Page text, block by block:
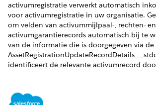
activumregistratie verwerkt automatisch
voor activumregistratie in uw organisatie.
om velden van activummijlpaal-, rechten- en
activumgarantierecords automatisch bij te
van de informatie die is doorgegeven via
identificeert de relevante activumrecord
gekoppelde records bij te werken.